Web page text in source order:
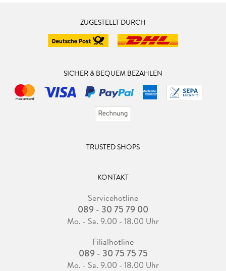
ZUGESTELLT DURCH
SICHER & BEQUEM BEZAHLEN
TRUSTED SHOPS
KONTAKT
Servicehotline
089 - 30 75 79 00
Mo. - Sa. 9.00 - 18.00 Uhr
Filialhotline
089 - 30 75 75 75
Mo. - Sa. 9.00 - 18.00 Uhr